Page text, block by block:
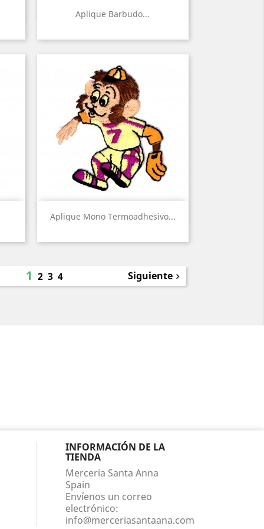
Aplique Barbudo...
Vista rápida
Aplique Mono Termoadhesivo...
Vista rápida
1 2 3 4 Siguiente
INFORMACIÓN DE LA
TIENDA
Merceria Santa Anna
Spain
Envíenos un correo
electrónico:
info@merceriasantaana.com